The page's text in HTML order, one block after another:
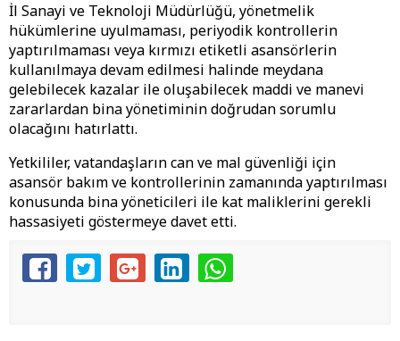
İl Sanayi ve Teknoloji Müdürlüğü, yönetmelik
hükümlerine uyulmaması, periyodik kontrollerin
yaptırılmaması veya kırmızı etiketli asansörlerin
kullanılmaya devam edilmesi halinde meydana
gelebilecek kazalar ile oluşabilecek maddi ve manevi
zararlardan bina yönetiminin doğrudan sorumlu
olacağını hatırlattı.
Yetkililer, vatandaşların can ve mal güvenliği için
asansör bakım ve kontrollerinin zamanında yaptırılması
konusunda bina yöneticileri ile kat maliklerini gerekli
hassasiyeti göstermeye davet etti.